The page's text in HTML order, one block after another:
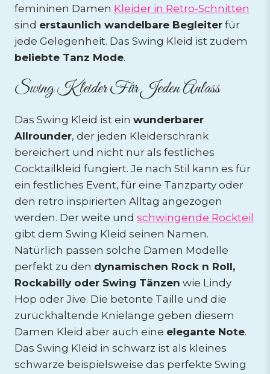
femininen Damen Kleider in Retro-Schnitten
sind erstaunlich wandelbare Begleiter für
jede Gelegenheit. Das Swing Kleid ist zudem
beliebte Tanz Mode.
Swing Kleider Für Jeden Anlass
Das Swing Kleid ist ein wunderbarer
Allrounder, der jeden Kleiderschrank
bereichert und nicht nur als festliches
Cocktailkleid fungiert. Je nach Stil kann es für
ein festliches Event, für eine Tanzparty oder
den retro inspirierten Alltag angezogen
werden. Der weite und schwingende Rockteil
gibt dem Swing Kleid seinen Namen.
Natürlich passen solche Damen Modelle
perfekt zu den dynamischen Rock n Roll,
Rockabilly oder Swing Tänzen wie Lindy
Hop oder Jive. Die betonte Taille und die
zurückhaltende Knielänge geben diesem
Damen Kleid aber auch eine elegante Note.
Das Swing Kleid in schwarz ist als kleines
schwarze beispielsweise das perfekte Swing